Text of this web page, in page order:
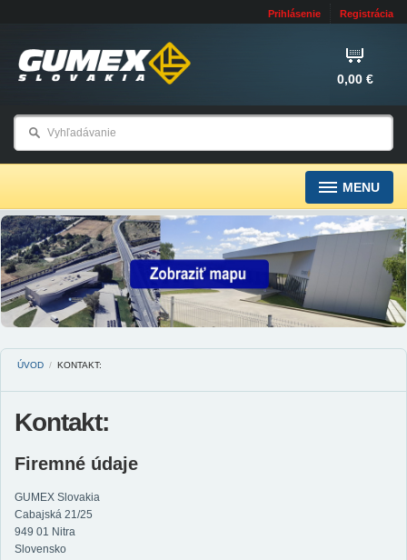
Prihlásenie Registrácia
0,00 €
MENU
ÚVOD / KONTAKT:
Kontakt:
Firemné údaje
GUMEX Slovakia
Cabajská 21/25
949 01 Nitra
Slovensko